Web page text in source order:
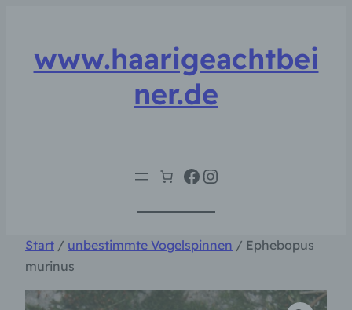
springenwww.haarigeachtbei
ner.de
Facebook
Instagram
Start / unbestimmte Vogelspinnen / Ephebopus
murinus